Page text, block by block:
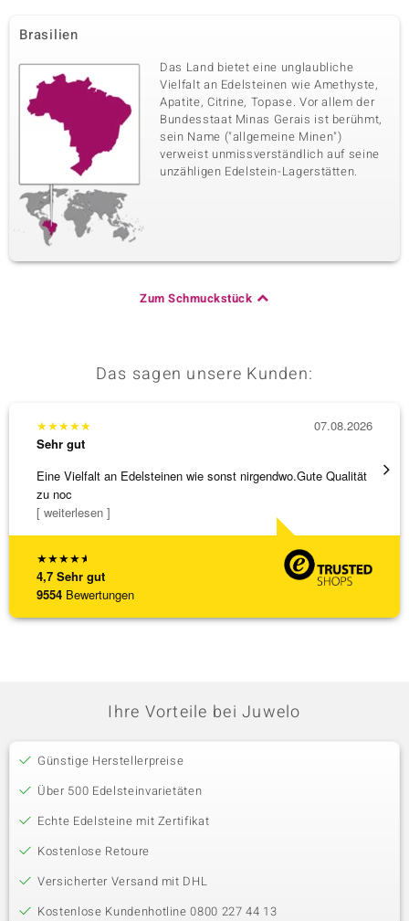
Brasilien
Das Land bietet eine unglaubliche
Vielfalt an Edelsteinen wie Amethyste,
Apatite, Citrine, Topase. Vor allem der
Bundesstaat Minas Gerais ist berühmt,
sein Name ("allgemeine Minen")
verweist unmissverständlich auf seine
unzähligen Edelstein-Lagerstätten.
Zum Schmuckstück
Das sagen unsere Kunden:
★★★★★
4,7 Sehr gut
9554 Bewertungen
★★★★★
Sehr gut
Eine Vielfalt an Edelsteinen wie sonst nirgendwo.Gute Qualität
zu noc
[ weiterlesen ]
07.08.2026
Ihre Vorteile bei Juwelo
Günstige Herstellerpreise
Über 500 Edelsteinvarietäten
Echte Edelsteine mit Zertifikat
Kostenlose Retoure
Versicherter Versand mit DHL
Kostenlose Kundenhotline 0800 227 44 13